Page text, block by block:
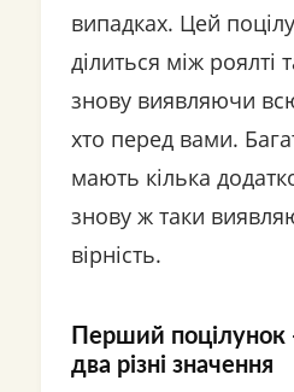
випадках. Цей
ділиться між роялті
знову виявляючи
хто перед вами.
мають кілька
знову ж таки
вірність.
Перший поцілунок
два різні значення